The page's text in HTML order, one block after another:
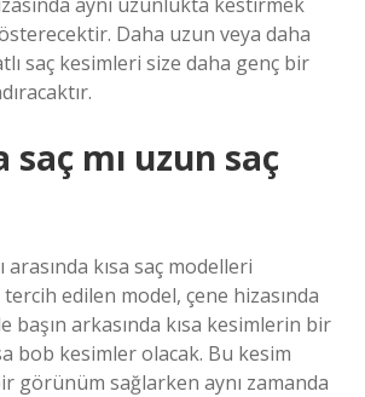
Daha uzun veya daha
saç kesimleri size daha genç bir
saç mı uzun saç
arasında kısa saç modelleri
edilen model, çene hizasında
başın arkasında kısa kesimlerin bir
bob kesimler olacak. Bu kesim
görünüm sağlarken aynı zamanda